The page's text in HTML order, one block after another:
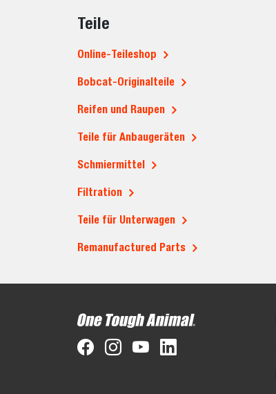
Teile
Online-Teileshop
Bobcat-Originalteile
Reifen und Raupen
Teile für Anbaugeräten
Schmiermittel
Filtration
Teile für Unterwagen
Remanufactured Parts